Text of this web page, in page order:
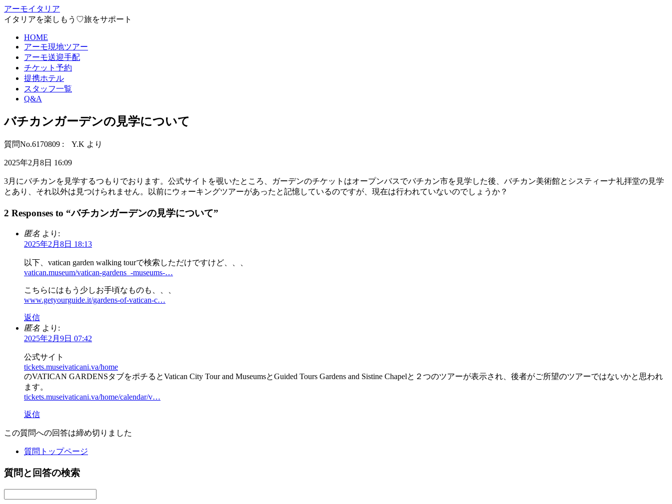
アーモイタリア
イタリアを楽しもう♡旅をサポート
HOME
アーモ現地ツアー
アーモ送迎手配
チケット予約
提携ホテル
スタッフ一覧
Q&A
バチカンガーデンの見学について
質問No.6170809 : Y.K より
2025年2月8日 16:09
3月にバチカンを見学するつもりでおります。公式サイトを覗いたところ、ガーデンのチケットはオープンバスでバチカン市を見学した後、バチカン美術館とシスティーナ礼拝堂の見学
とあり、それ以外は見つけられません。以前にウォーキングツアーがあったと記憶しているのですが、現在は行われていないのでしょうか？
2 Responses to “バチカンガーデンの見学について”
匿名 より:
2025年2月8日 18:13
以下、vatican garden walking tourで検索しただけですけど、、、
vatican.museum/vatican-gardens_-museums-…
こちらにはもう少しお手頃なものも、、、
www.getyourguide.it/gardens-of-vatican-c…
返信
匿名 より:
2025年2月9日 07:42
公式サイト
tickets.museivaticani.va/home
のVATICAN GARDENSタブをポチるとVatican City Tour and MuseumsとGuided Tours Gardens and Sistine Chapelと２つのツアーが表示され、後者がご所望のツアーではないかと思われ
ます。
tickets.museivaticani.va/home/calendar/v…
返信
この質問への回答は締め切りました
質問トップページ
質問と回答の検索